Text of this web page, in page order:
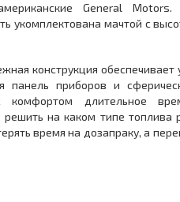
General
укомплектована мачтой с
конструкция обеспечивает
панель приборов и
комфортом длительное
на каком типе топлива
время на дозапраку, а